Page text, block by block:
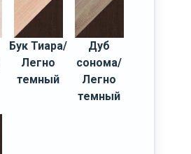
Бук Тиара/
Легно
темный
Дуб
сонома/
Легно
темный